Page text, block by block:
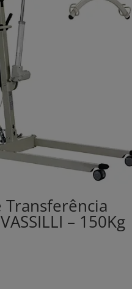
Transferência
– 150Kg